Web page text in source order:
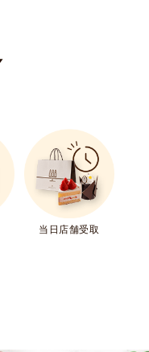
当日店舗受取